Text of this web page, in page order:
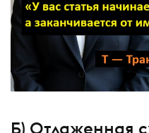
Б) Отлаженная